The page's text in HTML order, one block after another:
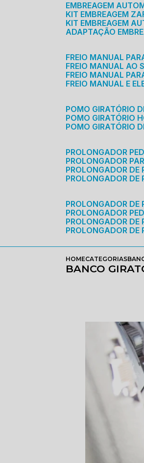
EMBREAGEM
KIT EMBREAGEM
KIT EMBREAGEM
ADAPTAÇÃO
FREIO MANUAL
FREIO MANUAL AO
FREIO MANUAL
FREIO MANUAL E
POMO GIRATÓRIO
POMO GIRATÓRIO
POMO GIRATÓRIO
PROLONGADOR
PROLONGADOR
PROLONGADOR DE
PROLONGADOR
PROLONGADOR
PROLONGADOR
PROLONGADOR
PROLONGADOR
HOMECATEGORIAS
BANCO